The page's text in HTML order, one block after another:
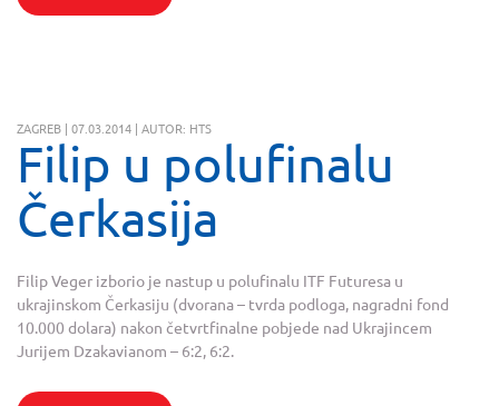
ZAGREB | 07.03.2014 | AUTOR: HTS
Filip u polufinalu
Čerkasija
Filip Veger izborio je nastup u polufinalu ITF Futuresa u
ukrajinskom Čerkasiju (dvorana – tvrda podloga, nagradni fond
10.000 dolara) nakon četvrtfinalne pobjede nad Ukrajincem
Jurijem Dzakavianom – 6:2, 6:2.